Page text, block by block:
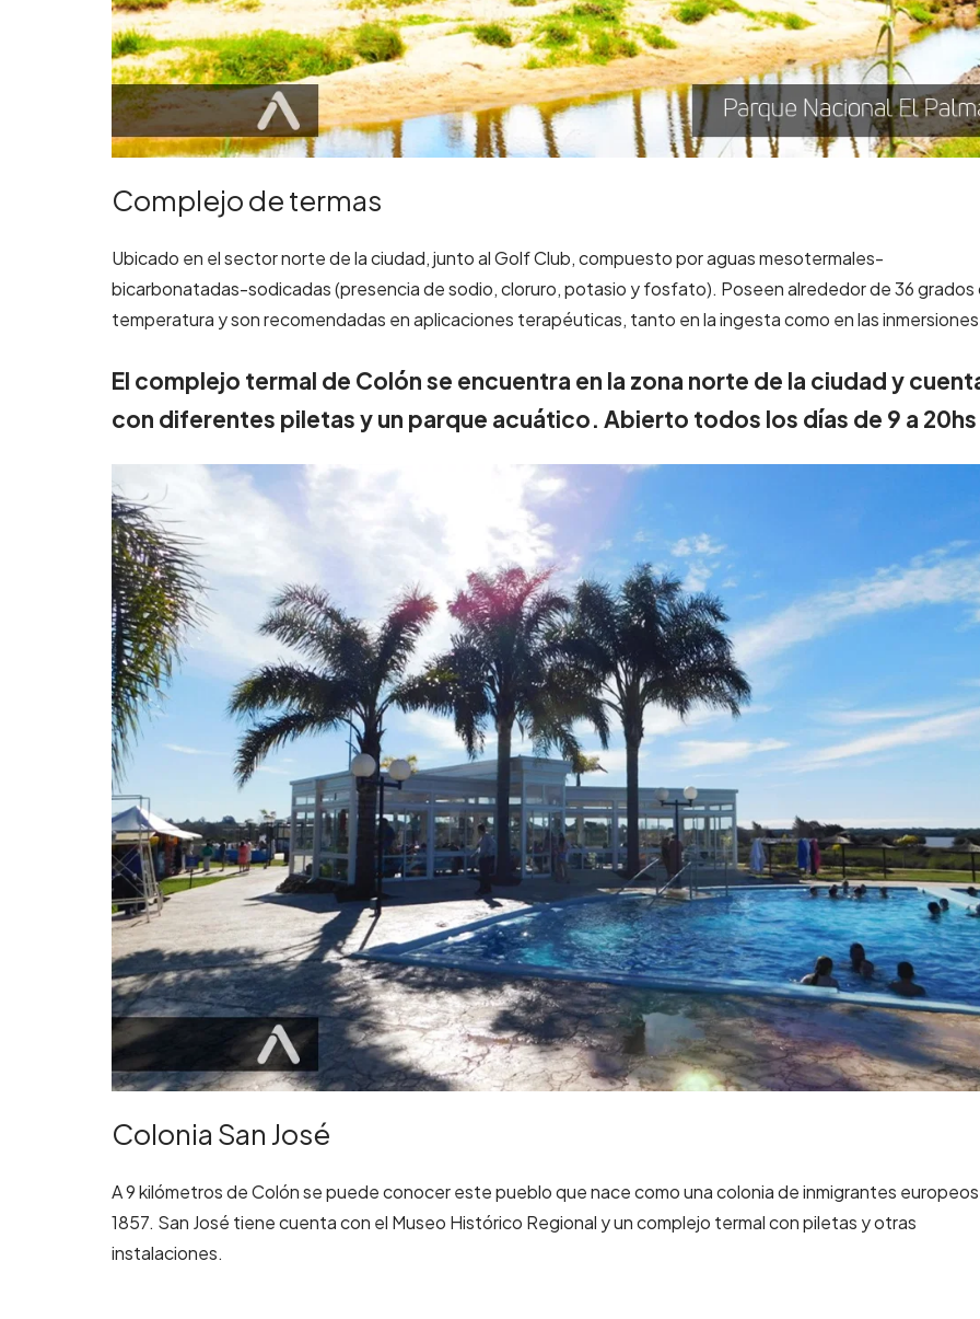
Complejo de termas
Ubicado en el sector norte de la ciudad, junto al Golf Club, compuesto por aguas mesotermales-
bicarbonatadas-sodicadas (presencia de sodio, cloruro, potasio y fosfato). Poseen alrededor de 36 grados
temperatura y son recomendadas en aplicaciones terapéuticas, tanto en la ingesta como en las
El complejo termal de Colón se encuentra en la zona norte de la ciudad y
con diferentes piletas y un parque acuático. Abierto todos los días de 9 a
Colonia San José
A 9 kilómetros de Colón se puede conocer este pueblo que nace como una colonia de inmigrantes
1857. San José tiene cuenta con el Museo Histórico Regional y un complejo termal con piletas y otras
instalaciones.